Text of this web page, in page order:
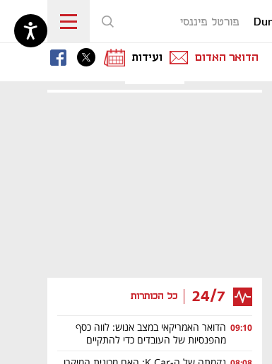
פורטל פיננסי
נפתח בכרטיסייה חדשה
נפתח בכרטיסייה חדשה
ועידות
נפתח בכרטיסייה חדשה
הדואר האדום
24/7 כל הכותרות
09:10 הדואר האמריקאי במצב אנוש: לווה כסף
מהפנסיות של העובדים כדי להתקיים